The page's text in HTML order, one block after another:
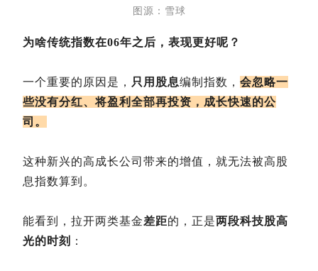
图源：雪球
为啥传统指数在06年之后，表现更好呢？
一个重要的原因是， 只用股息编制指数， 会忽略一
些没有分红、将盈利全部再投资，成长快速的公
司。
这种新兴的高成长公司带来的增值，就无法被高股
息指数算到。
能看到，拉开两类基金差距的，正是两段科技股高
光的时刻
：